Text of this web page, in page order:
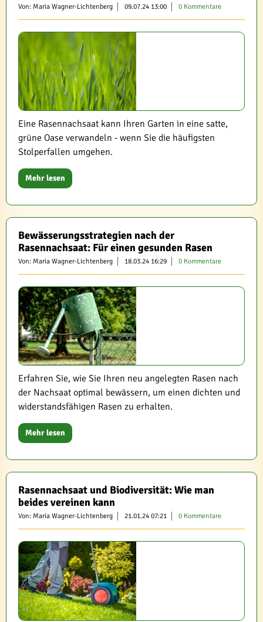
Von: Maria Wagner-Lichtenberg 09.07.24 13:00 0 Kommentare
Eine Rasennachsaat kann Ihren Garten in eine satte,
grüne Oase verwandeln - wenn Sie die häufigsten
Stolperfallen umgehen.
Mehr lesen
Bewässerungsstrategien nach der
Rasennachsaat: Für einen gesunden Rasen
Von: Maria Wagner-Lichtenberg 18.03.24 16:29 0 Kommentare
Erfahren Sie, wie Sie Ihren neu angelegten Rasen nach
der Nachsaat optimal bewässern, um einen dichten und
widerstandsfähigen Rasen zu erhalten.
Mehr lesen
Rasennachsaat und Biodiversität: Wie man
beides vereinen kann
Von: Maria Wagner-Lichtenberg 21.01.24 07:21 0 Kommentare